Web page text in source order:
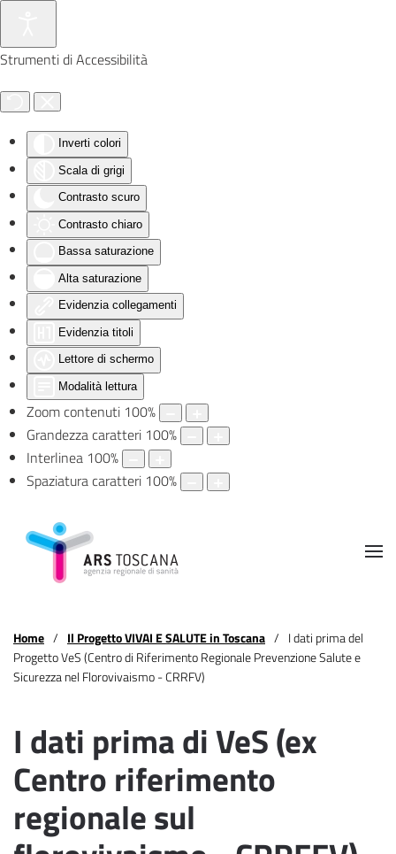
Strumenti di Accessibilità
Inverti colori
Scala di grigi
Contrasto scuro
Contrasto chiaro
Bassa saturazione
Alta saturazione
Evidenzia collegamenti
Evidenzia titoli
Lettore di schermo
Modalità lettura
Zoom contenuti 100%
Grandezza caratteri 100%
Interlinea 100%
Spaziatura caratteri 100%
Skip to main content
Home Il Progetto VIVAI E SALUTE in Toscana
I dati prima del
Progetto VeS (Centro di Riferimento Regionale Prevenzione Salute e
Sicurezza nel Florovivaismo - CRRFV)
I dati prima di VeS (ex
Centro riferimento
regionale sul